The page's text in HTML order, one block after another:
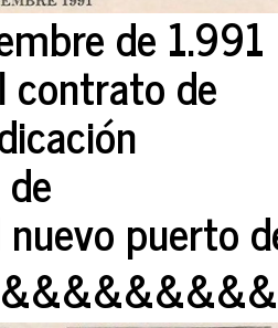
de 1.991
contrato de
de
puerto